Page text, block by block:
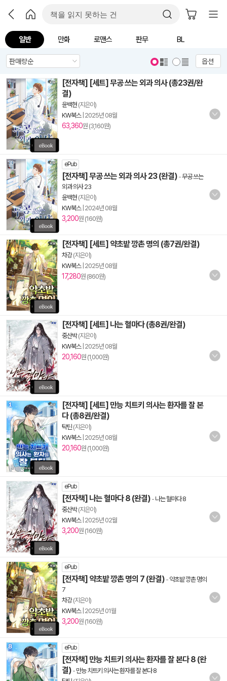
일반 만화 로맨스 판무 BL
옵션
[전자책] [세트] 무공 쓰는 외과 의사 (총23권/완
결)
윤백현 (지은이)
KW북스| 2025년 08월
63,360원 (3,160원)
ePub
[전자책] 무공 쓰는 외과 의사 23 (완결) -무공 쓰는
외과 의사 23
윤백현 (지은이)
KW북스| 2024년 08월
3,200원 (160원)
[전자책] [세트] 약초밭 깡촌 명의 (총7권/완결)
차강(지은이)
KW북스| 2025년 08월
17,280원 (860원)
[전자책] [세트] 나는 혈마다 (총8권/완결)
중산박(지은이)
KW북스| 2025년 08월
20,160원 (1,000원)
[전자책] [세트] 만능 치트키 의사는 환자를 잘 본
다 (총8권/완결)
탁틴 (지은이)
KW북스| 2025년 08월
20,160원 (1,000원)
ePub
[전자책] 나는 혈마다 8 (완결) - 나는 혈마다 8
중산박(지은이)
KW북스| 2025년 02월
3,200원 (160원)
ePub
[전자책] 약초밭 깡촌 명의 7 (완결) - 약초밭 깡촌 명의
7
차강(지은이)
KW북스| 2025년 01월
3,200원 (160원)
ePub
[전자책] 만능 치트키 의사는 환자를 잘 본다 8 (완
결) - 만능 치트키 의사는 환자를 잘 본다 8